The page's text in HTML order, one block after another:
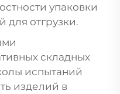
упаковки
для отгрузки.
складных
испытаний
изделий в